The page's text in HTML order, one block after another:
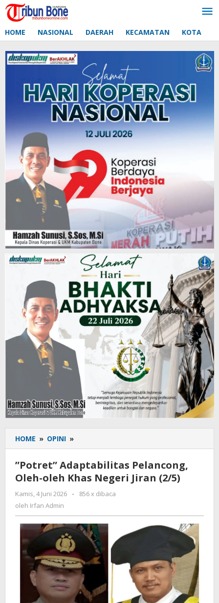
Lewati
ke
HOME NASIONAL DAERAH KECAMATAN KOTA
HOME » OPINI »
Adaptabilitas
Pelancong,
Oleh-
oleh
Khas
”Potret” Adaptabilitas Pelancong,
Oleh-oleh Khas Negeri Jiran (2/5)
Kamis, 4 Juni 2026
oleh
-
856 x dibaca
oleh Irfan Admin